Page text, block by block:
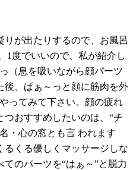
りが出たりするので、お風呂
1度でいいので、私が紹介し
（息を吸いながら顔パーツ
後、ぱぁ～っと顔に筋肉を外
ってみて下さい。顔の疲れ
おすすめしたいのは、“チ
・心の窓とも言 われます
るくる優しくマッサージしな
のパーツを“はぁ～”と脱力